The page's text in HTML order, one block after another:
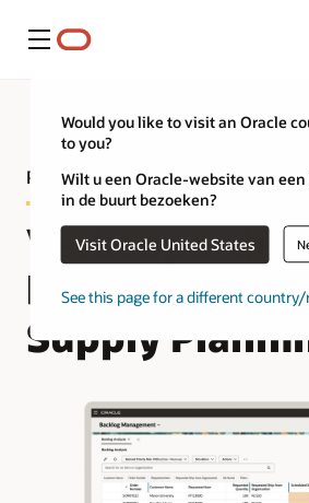
Menu
Would you like to visit an Oracle
to you?
Wilt u een Oracle-website van
in de buurt bezoeken?
Visit Oracle United States
See this page for a different
Productrondleiding voor Backlog
beheren in
Supply